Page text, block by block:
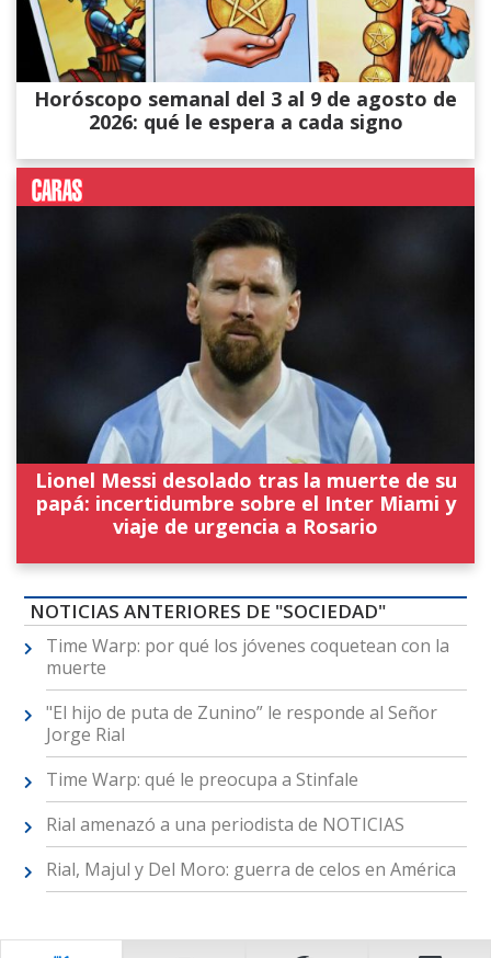
Horóscopo semanal del 3 al 9 de agosto de
2026: qué le espera a cada signo
Lionel Messi desolado tras la muerte de su
papá: incertidumbre sobre el Inter Miami y
viaje de urgencia a Rosario
NOTICIAS ANTERIORES DE "SOCIEDAD"
Time Warp: por qué los jóvenes coquetean con la
muerte
"El hijo de puta de Zunino” le responde al Señor
Jorge Rial
Time Warp: qué le preocupa a Stinfale
Rial amenazó a una periodista de NOTICIAS
Rial, Majul y Del Moro: guerra de celos en América